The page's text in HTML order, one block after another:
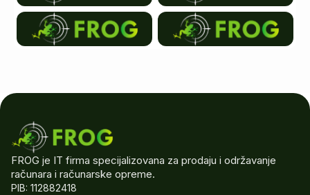
FROG je IT firma specijalizovana za prodaju i održavanje
računara i računarske opreme.
PIB: 112882418